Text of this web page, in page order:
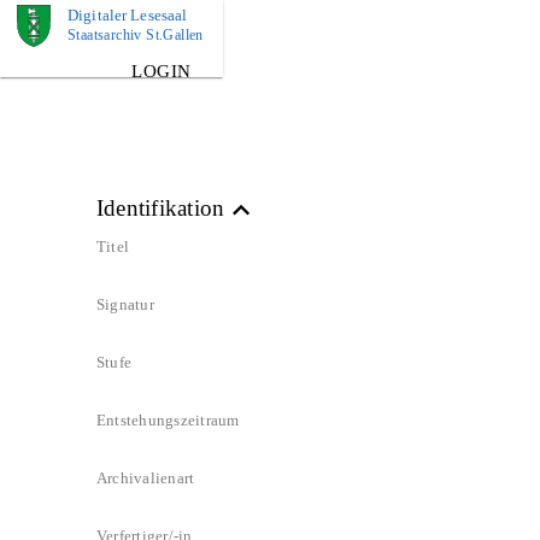
Digitaler Lesesaal
Staatsarchiv St.Gallen
LOGIN
BILD
Identifikation
Titel
Signatur
Stufe
Entstehungszeitraum
Archivalienart
Verfertiger/-in